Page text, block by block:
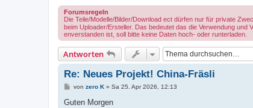
Forumsregeln
Die Teile/Modelle/Bilder/Download ect dürfen nur für private
beim Uploader/Ersteller. Das bedeutet das die Verwendung und
enverstanden ist, soll bitte keine Daten hoch- oder runterladen.
Antworten
Re: Neues Projekt! China-Fräsli
B
i
von zero K» Sa 25. Apr 2026, 12:13
Guten Morgen